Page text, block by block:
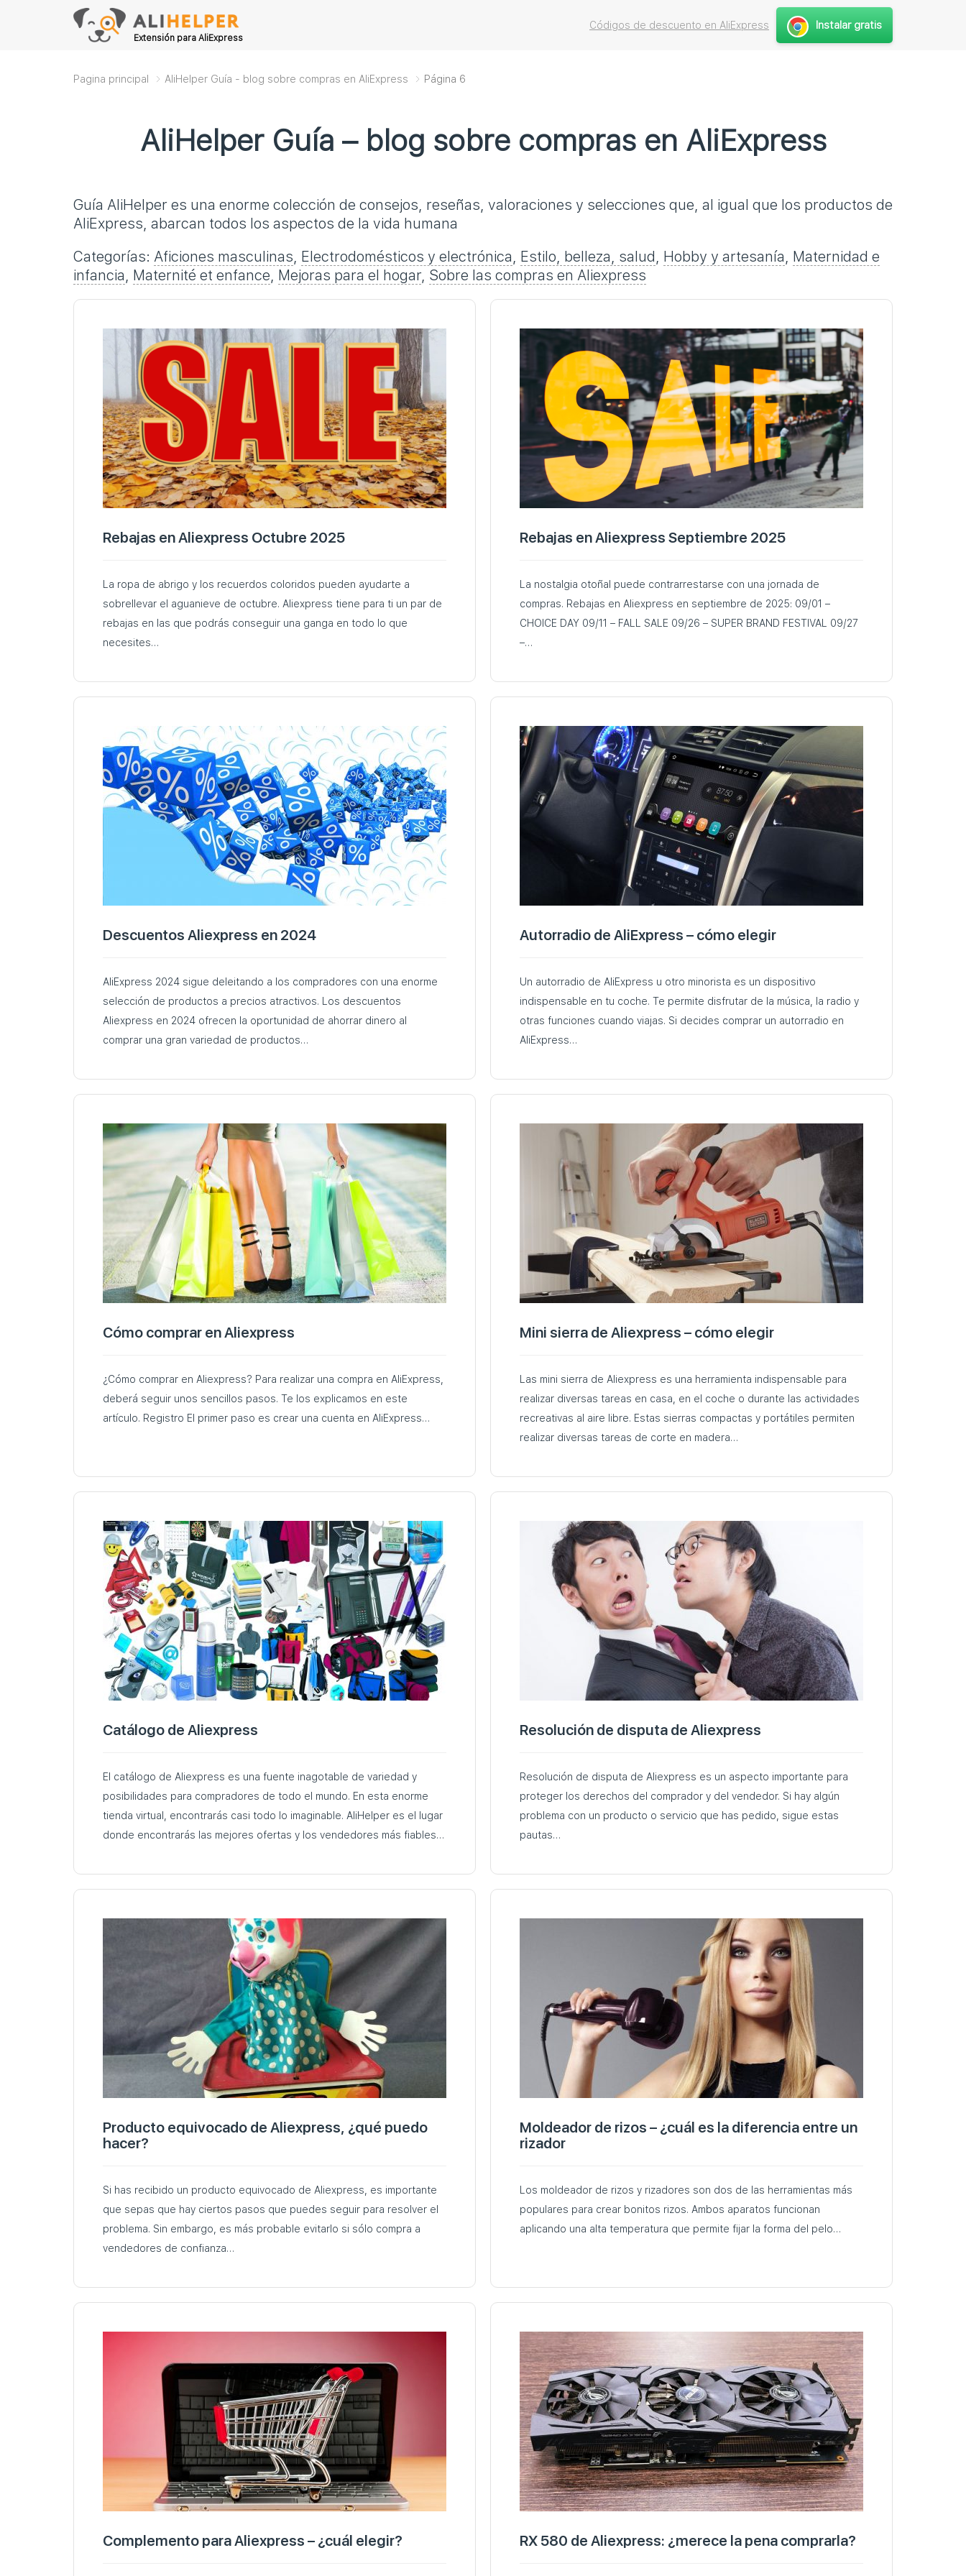
Extensión para AliExpress
Códigos de descuento en AliExpress Instalar gratis
Pagina principal AliHelper Guía - blog sobre compras en AliExpress Página 6
AliHelper Guía – blog sobre compras en AliExpress
Guía AliHelper es una enorme colección de consejos, reseñas, valoraciones y selecciones que, al igual que los productos de
AliExpress, abarcan todos los aspectos de la vida humana
Categorías: Aficiones masculinas Electrodomésticos y electrónica Estilo, belleza, salud Hobby y artesanía Maternidad e
infancia Maternité et enfance Mejoras para el hogar, Sobre las compras en Aliexpress
Rebajas en Aliexpress Octubre 2025
La ropa de abrigo y los recuerdos coloridos pueden ayudarte a
sobrellevar el aguanieve de octubre. Aliexpress tiene para ti un par de
rebajas en las que podrás conseguir una ganga en todo lo que
necesites…
Rebajas en Aliexpress Septiembre 2025
La nostalgia otoñal puede contrarrestarse con una jornada de
compras. Rebajas en Aliexpress en septiembre de 2025: 09/01 –
CHOICE DAY 09/11 – FALL SALE 09/26 – SUPER BRAND FESTIVAL 09/27
–…
Descuentos Aliexpress en 2024
AliExpress 2024 sigue deleitando a los compradores con una enorme
selección de productos a precios atractivos. Los descuentos
Aliexpress en 2024 ofrecen la oportunidad de ahorrar dinero al
comprar una gran variedad de productos…
Autorradio de AliExpress – cómo elegir
Un autorradio de AliExpress u otro minorista es un dispositivo
indispensable en tu coche. Te permite disfrutar de la música, la radio y
otras funciones cuando viajas. Si decides comprar un autorradio en
AliExpress…
Cómo comprar en Aliexpress
¿Cómo comprar en Aliexpress? Para realizar una compra en AliExpress,
deberá seguir unos sencillos pasos. Te los explicamos en este
artículo. Registro El primer paso es crear una cuenta en AliExpress…
Mini sierra de Aliexpress – cómo elegir
Las mini sierra de Aliexpress es una herramienta indispensable para
realizar diversas tareas en casa, en el coche o durante las actividades
recreativas al aire libre. Estas sierras compactas y portátiles permiten
realizar diversas tareas de corte en madera…
Catálogo de Aliexpress
El catálogo de Aliexpress es una fuente inagotable de variedad y
posibilidades para compradores de todo el mundo. En esta enorme
tienda virtual, encontrarás casi todo lo imaginable. AliHelper es el lugar
donde encontrarás las mejores ofertas y los vendedores más fiables…
Resolución de disputa de Aliexpress
Resolución de disputa de Aliexpress es un aspecto importante para
proteger los derechos del comprador y del vendedor. Si hay algún
problema con un producto o servicio que has pedido, sigue estas
pautas…
Producto equivocado de Aliexpress, ¿qué puedo
hacer?
Si has recibido un producto equivocado de Aliexpress, es importante
que sepas que hay ciertos pasos que puedes seguir para resolver el
problema. Sin embargo, es más probable evitarlo si sólo compra a
vendedores de confianza…
Moldeador de rizos – ¿cuál es la diferencia entre un
rizador
Los moldeador de rizos y rizadores son dos de las herramientas más
populares para crear bonitos rizos. Ambos aparatos funcionan
aplicando una alta temperatura que permite fijar la forma del pelo…
Complemento para Aliexpress – ¿cuál elegir? RX 580 de Aliexpress: ¿merece la pena comprarla?